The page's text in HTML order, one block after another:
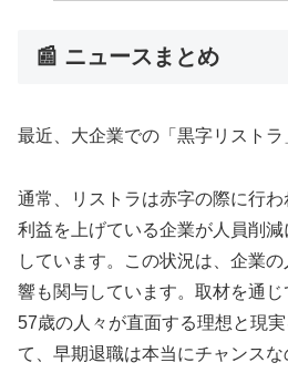
📰 ニュースまとめ
最近、大企業での「黒字リストラ
通常、リストラは赤字の際に行
利益を上げている企業が人員削
しています。この状況は、企業
響も関与しています。取材を通
57歳の人々が直面する理想と現
て、早期退職は本当にチャンス